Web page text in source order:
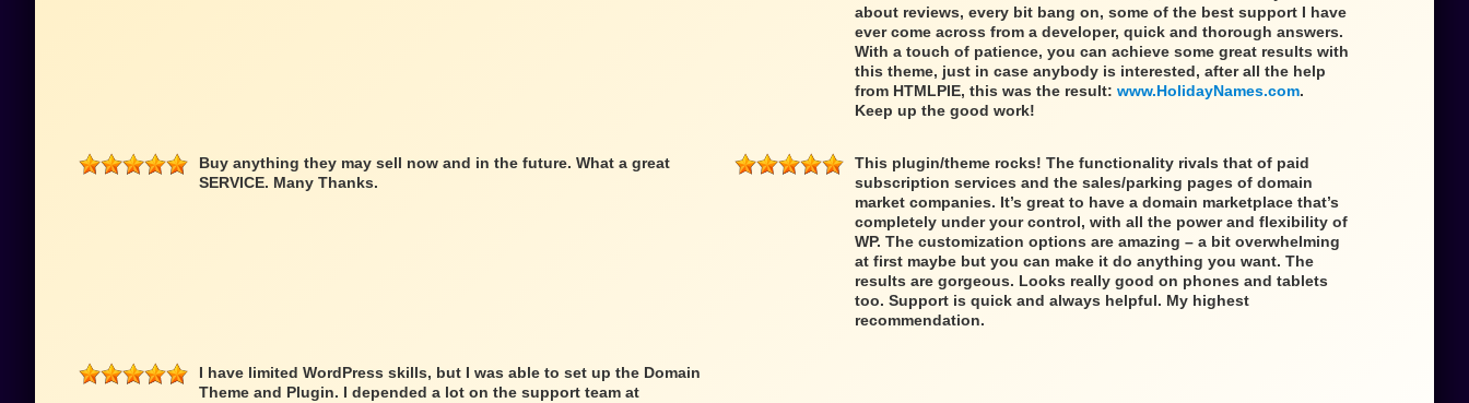
about reviews, every bit bang on, some of the best support I have
ever come across from a developer, quick and thorough answers.
With a touch of patience, you can achieve some great results with
this theme, just in case anybody is interested, after all the help
from HTMLPIE, this was the result: www.HolidayNames.com.
Keep up the good work!
Buy anything they may sell now and in the future. What a great
SERVICE. Many Thanks.
This plugin/theme rocks! The functionality rivals that of paid
subscription services and the sales/parking pages of domain
market companies. It’s great to have a domain marketplace that’s
completely under your control, with all the power and flexibility of
WP. The customization options are amazing – a bit overwhelming
at first maybe but you can make it do anything you want. The
results are gorgeous. Looks really good on phones and tablets
too. Support is quick and always helpful. My highest
recommendation.
I have limited WordPress skills, but I was able to set up the Domain
Theme and Plugin. I depended a lot on the support team at